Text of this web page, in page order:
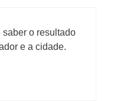
saber o resultado
e a cidade.